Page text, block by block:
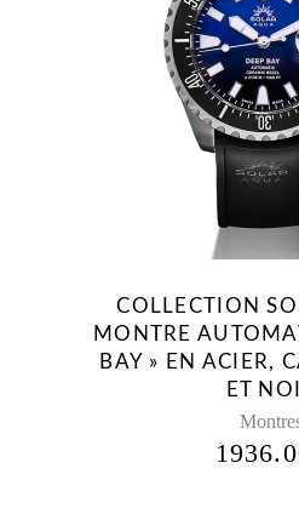
COLLECTION
MONTRE
BAY » EN ACIER,
ET